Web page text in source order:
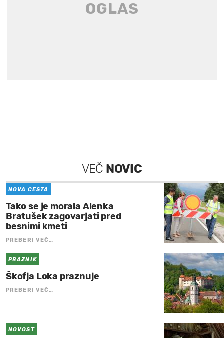
VEČ NOVIC
NOVA CESTA
Tako se je morala Alenka
Bratušek zagovarjati pred
besnimi kmeti
PREBERI VEČ…
PRAZNIK
Škofja Loka praznuje
PREBERI VEČ…
NOVOST